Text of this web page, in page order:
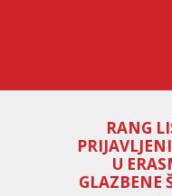
RANG
U
GLAZBENE